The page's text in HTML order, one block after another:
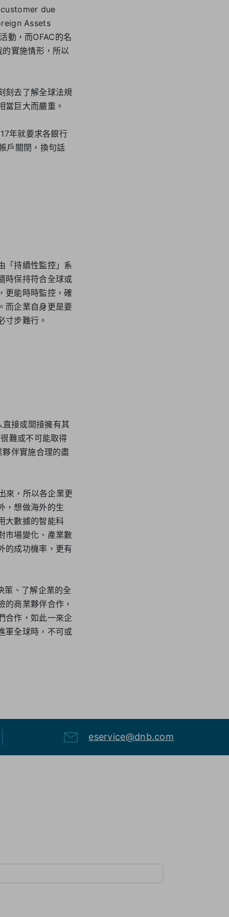
due
Assets
動，而OFAC的名
實施情形，所以
刻去了解全球法規
當巨大而嚴重。
年就要求各銀行
戶關閉，換句話
「持續性監控」系
時保持符合全球或
更能時時監控，確
而企業自身更是要
寸步難行。
接或間接擁有其
難或不可能取得
伴實施合理的盡
來，所以各企業更
，想做海外的生
大數據的智能科
市場變化、產業數
的成功機率，更有
策、了解企業的全
商業夥伴合作，
合作，如此一來企
軍全球時，不可或
eservice@dnb.com